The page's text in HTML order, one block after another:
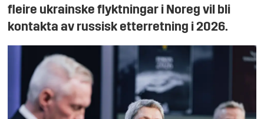
fleire ukrainske flyktningar i Noreg vil bli
kontakta av russisk etterretning i 2026.